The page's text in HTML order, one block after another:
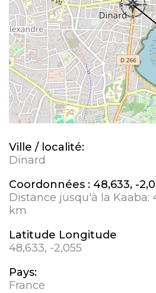
Ville / localité:
Dinard
Coordonnées : 48,633, -
Distance jusqu'à la Kaaba:
km
Latitude Longitude
48,633, -2,055
Pays:
France